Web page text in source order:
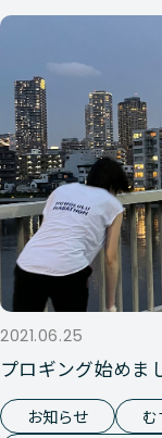
2021.06.25
プロギング始めま
お知らせ